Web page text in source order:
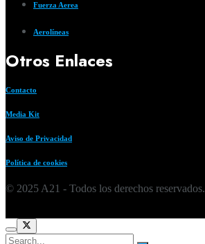
Fuerza Aerea
Aerolíneas
Otros Enlaces
Contacto
Media Kit
Aviso de Privacidad
Política de cookies
© 2025 A21 - Todos los derechos reservados.